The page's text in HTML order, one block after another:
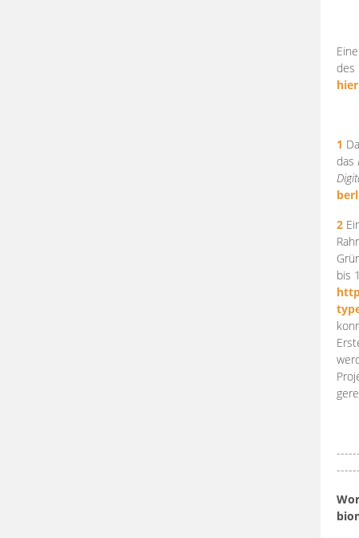
des
hier
1
das
2
bis